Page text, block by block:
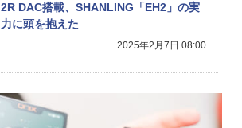
2R DAC搭載、SHANLING「EH2」の実
力に頭を抱えた
2025年2月7日 08:00